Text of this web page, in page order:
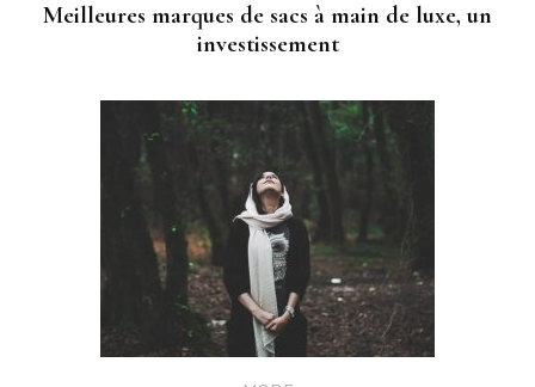
Meilleures marques de sacs à main de luxe, un
investissement